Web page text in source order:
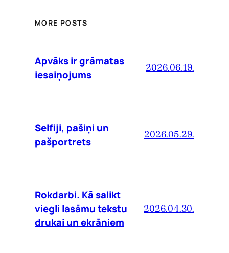
MORE POSTS
Apvāks ir grāmatas
iesaiņojums
2026.06.19.
Selfiji, pašiņi un
pašportrets
2026.05.29.
Rokdarbi. Kā salikt
viegli lasāmu tekstu
drukai un ekrāniem
2026.04.30.